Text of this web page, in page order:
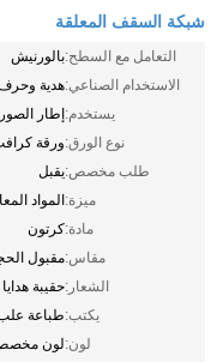
شبكة السقف المعلقة
التعامل مع السطح:بالورنيش
الاستخدام الصناعي:هدية
يستخدم:إطار
نوع الورق:ورقة
طلب مخصص:يقبل
ميزة:المواد
مادة:كرتون
مقاس:مقبول
الشعار:حقيبة
يكتب:طباعة
لون:لون